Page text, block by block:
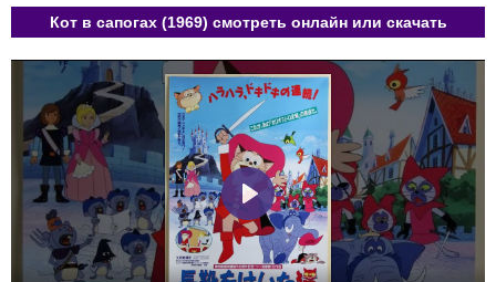
Кот в сапогах (1969) смотреть онлайн или скачать
Play